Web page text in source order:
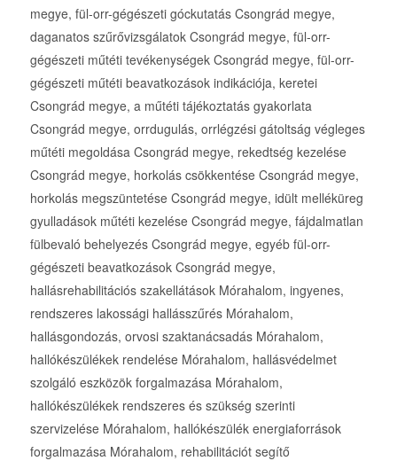
megye, fül-orr-gégészeti góckutatás Csongrád megye,
daganatos szűrővizsgálatok Csongrád megye, fül-orr-
gégészeti műtéti tevékenységek Csongrád megye, fül-orr-
gégészeti műtéti beavatkozások indikációja, keretei
Csongrád megye, a műtéti tájékoztatás gyakorlata
Csongrád megye, orrdugulás, orrlégzési gátoltság végleges
műtéti megoldása Csongrád megye, rekedtség kezelése
Csongrád megye, horkolás csökkentése Csongrád megye,
horkolás megszüntetése Csongrád megye, idült melléküreg
gyulladások műtéti kezelése Csongrád megye, fájdalmatlan
fülbevaló behelyezés Csongrád megye, egyéb fül-orr-
gégészeti beavatkozások Csongrád megye,
hallásrehabilitációs szakellátások Mórahalom, ingyenes,
rendszeres lakossági hallásszűrés Mórahalom,
hallásgondozás, orvosi szaktanácsadás Mórahalom,
hallókészülékek rendelése Mórahalom, hallásvédelmet
szolgáló eszközök forgalmazása Mórahalom,
hallókészülékek rendszeres és szükség szerinti
szervizelése Mórahalom, hallókészülék energiaforrások
forgalmazása Mórahalom, rehabilitációt segítő